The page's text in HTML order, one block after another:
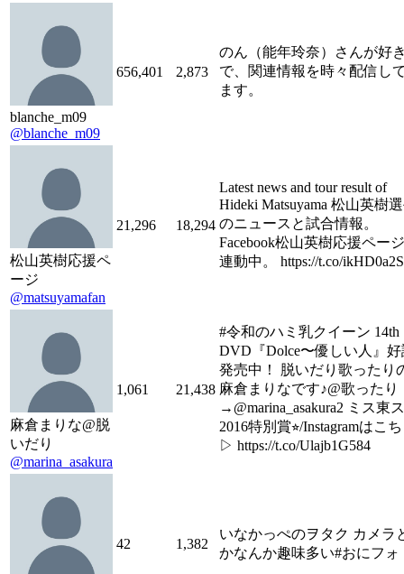
blanche_m09
@blanche_m09
656,401 2,873
のん（能年玲奈）さんが好
で、関連情報を時々配信し
ます。
松山英樹応援ペ
ージ
@matsuyamafan
21,296 18,294
Latest news and tour result of
Hideki Matsuyama 松山英樹
のニュースと試合情報。
Facebook松山英樹応援ペー
連動中。 https://t.co/
麻倉まりな@脱
いだり
@marina_asakura
1,061 21,438
#令和のハミ乳クイーン 14th
DVD『Dolce〜優しい人』好
発売中！ 脱いだり歌ったり
麻倉まりなです♪@歌ったり
→@marina_asakura2 ミス東
2016特別賞⭐︎/Instagramはこ
▷ https://t.co/Ulajb1G584
42 1,382
いなかっぺのヲタク カメラ
かなんか趣味多い#おにフォ